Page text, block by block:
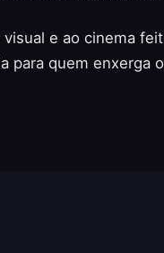
e ao cinema
para quem enxerga